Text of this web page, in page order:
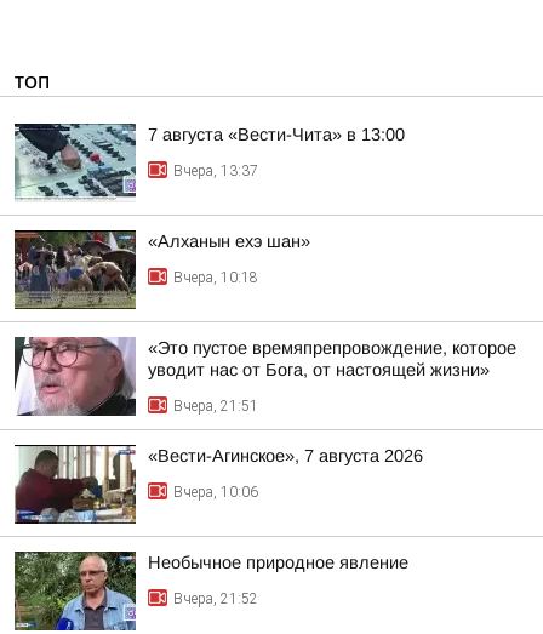
ТОП
7 августа «Вести-Чита» в 13:00
Вчера, 13:37
«Алханын ехэ шан»
Вчера, 10:18
«Это пустое времяпрепровождение, которое
уводит нас от Бога, от настоящей жизни»
Вчера, 21:51
«Вести-Агинское», 7 августа 2026
Вчера, 10:06
Необычное природное явление
Вчера, 21:52